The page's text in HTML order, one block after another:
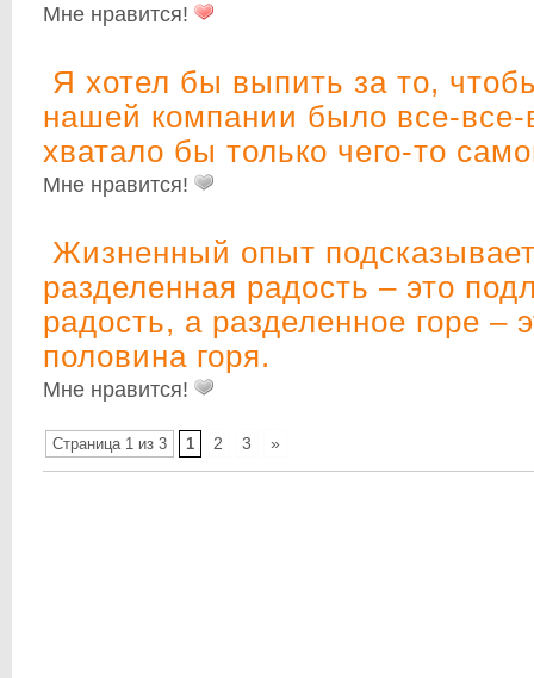
Мне нравится!
Я хотел бы выпить за то,
нашей компании было все-
хватало бы только чего-то
Мне нравится!
Жизненный опыт
разделенная радость – это
радость, а разделенное горе –
половина горя.
Мне нравится!
Страница 1 из 3 1 2 3 »